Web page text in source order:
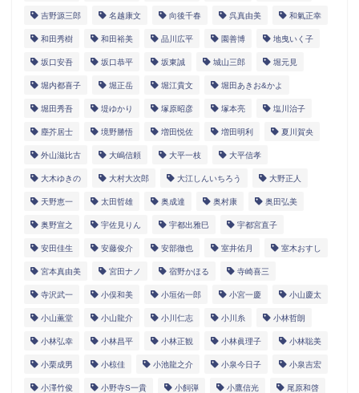
吉野源三郎 名越康文 向後千春 呉真由美 和氣正幸
和田秀樹 和田裕美 品川広平 園善博 地曳いく子
坂口安吾 坂口恭平 坂東誠 城山三郎 堀元見
堀内都喜子 堀正岳 堀江貴文 堀田あきお&かよ
堀田秀吾 堤ゆかり 塚原昭彦 塚本亮 塩川治子
塵芥居士 境野勝悟 増田悦佐 増田明利 夏川賀央
外山滋比古 大嶋信頼 大平一枝 大平信孝
大木ゆきの 大村大次郎 大江しんいちろう 大野正人
天野恵一 太田哲雄 奥成達 奥村康 奥田弘美
奥野宣之 宇佐見りん 宇都出雅巳 宇都宮直子
安田佳生 安藤俊介 安部徹也 室井佑月 室木おすし
宮本真由美 宮田ナノ 宿野かほる 寺崎喜三
寺沢武一 小俣和美 小垣佑一郎 小宮一慶 小山慶太
小山薫堂 小山龍介 小川仁志 小川糸 小林哲朗
小林弘幸 小林昌平 小林正観 小林眞理子 小林聡美
小栗成男 小椋佳 小池龍之介 小泉今日子 小泉吉宏
小澤竹俊 小野寺S一貴 小飼弾 小鷹信光 尾原和啓